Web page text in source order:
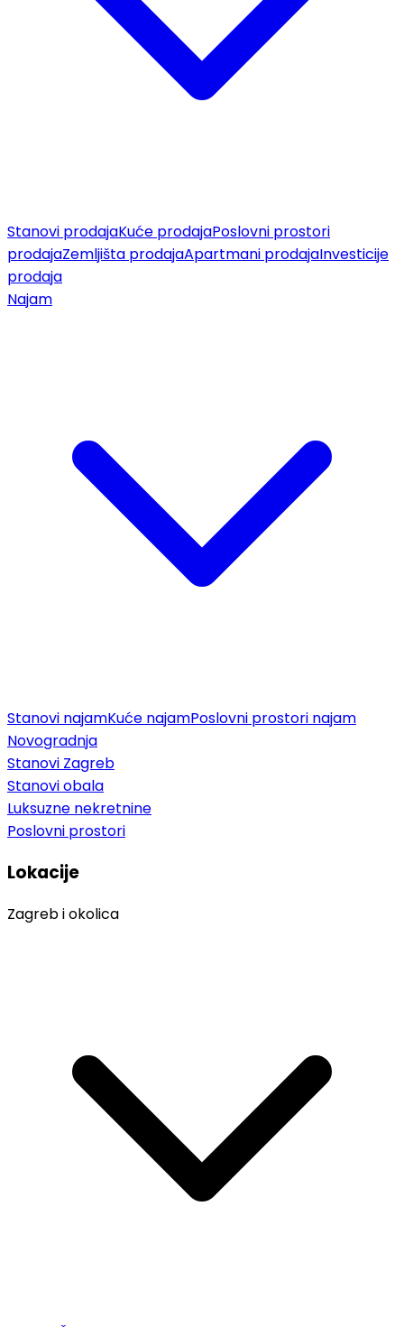
Stanovi prodajaKuće prodajaPoslovni prostori
prodajaZemljišta prodajaApartmani prodajaInvesticije
prodaja
Najam
Stanovi najamKuće najamPoslovni prostori najam
Novogradnja
Stanovi Zagreb
Stanovi obala
Luksuzne nekretnine
Poslovni prostori
Lokacije
Zagreb i okolica